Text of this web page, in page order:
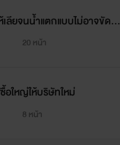
เลียจนน้ำแตกแบบไม่อาจขัดขื
20 หน้า
อใหญ่ให้บริษัทใหม่
8 หน้า